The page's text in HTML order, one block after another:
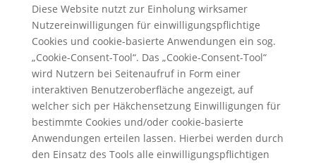
Diese Website nutzt zur Einholung wirksamer
Nutzereinwilligungen für einwilligungspflichtige
Cookies und cookie-basierte Anwendungen ein sog.
„Cookie-Consent-Tool“. Das „Cookie-Consent-Tool“
wird Nutzern bei Seitenaufruf in Form einer
interaktiven Benutzeroberfläche angezeigt, auf
welcher sich per Häkchensetzung Einwilligungen für
bestimmte Cookies und/oder cookie-basierte
Anwendungen erteilen lassen. Hierbei werden durch
den Einsatz des Tools alle einwilligungspflichtigen